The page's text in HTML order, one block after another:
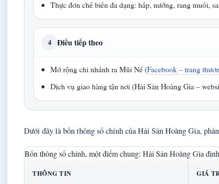
Thực đơn chế biến đa dạng: hấp, nướng, rang muối,
4 Điều tiếp theo
Mở rộng chi nhánh ra Mũi Né (Facebook – trang
Dịch vụ giao hàng tận nơi (Hải Sản Hoàng Gia –
Dưới đây là bốn thông số chính của Hải Sản Hoàng Gia,
Bốn thông số chính, một điểm chung: Hải Sản Hoàng Gia
THÔNG TIN GIÁ